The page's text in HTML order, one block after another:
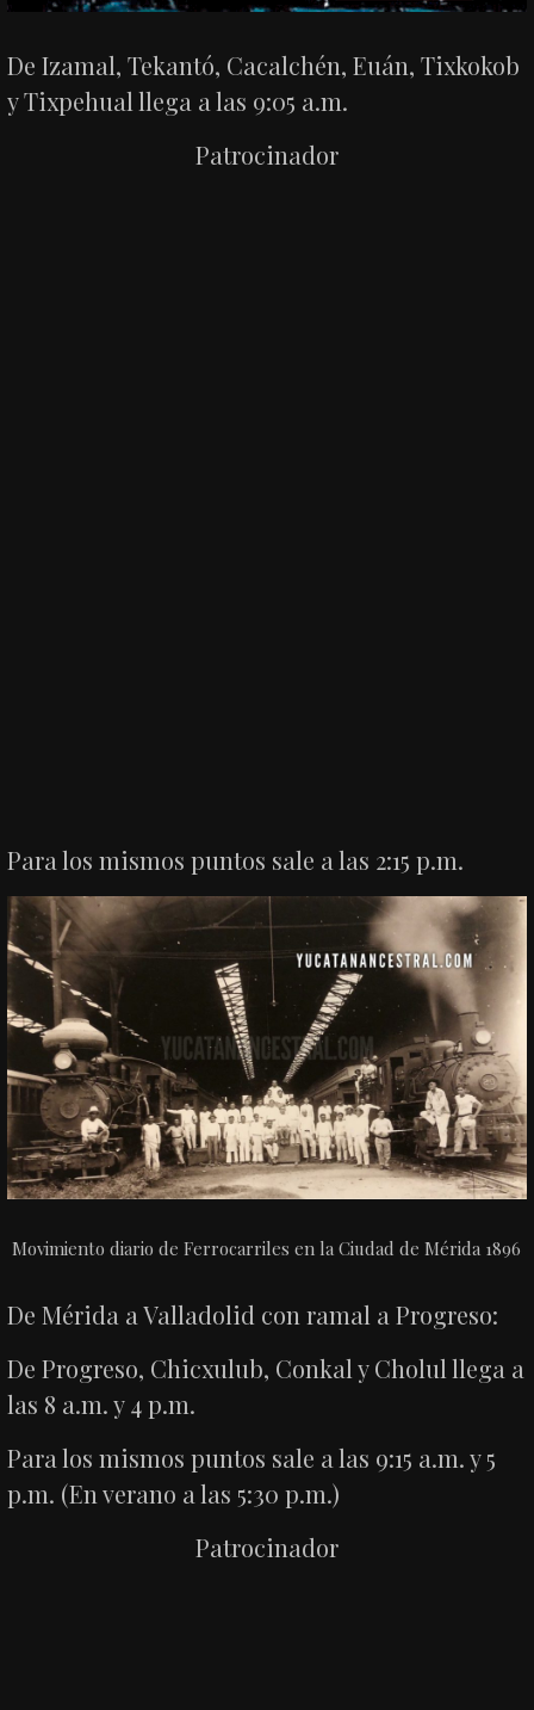
De Izamal, Tekantó, Cacalchén, Euán, Tixkokob
y Tixpehual llega a las 9:05 a.m.
Patrocinador
Para los mismos puntos sale a las 2:15 p.m.
Movimiento diario de Ferrocarriles en la Ciudad de Mérida 1896
De Mérida a Valladolid con ramal a Progreso:
De Progreso, Chicxulub, Conkal y Cholul llega a
las 8 a.m. y 4 p.m.
Para los mismos puntos sale a las 9:15 a.m. y 5
p.m. (En verano a las 5:30 p.m.)
Patrocinador